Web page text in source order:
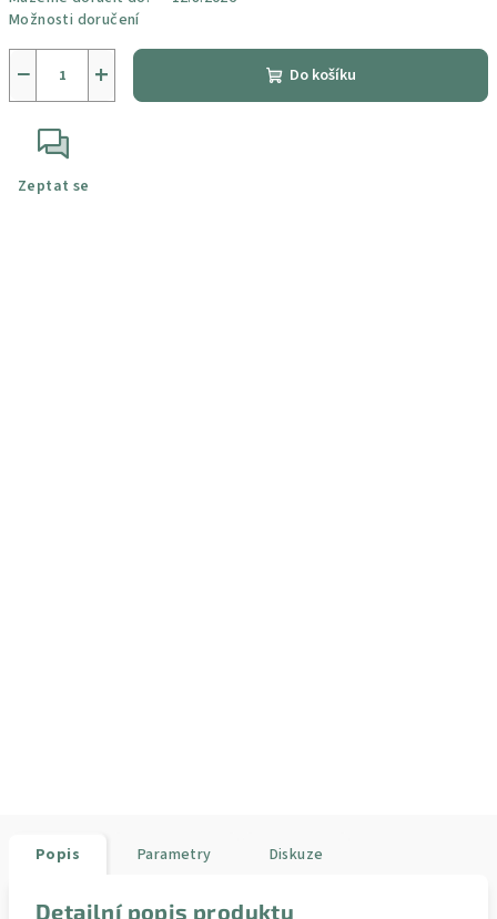
Možnosti doručení
+
− Do košíku
Zeptat se
Popis Parametry Diskuze
Detailní popis produktu